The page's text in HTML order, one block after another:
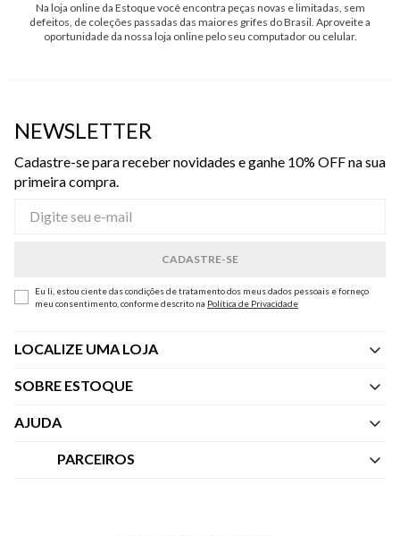
Na loja online da Estoque você encontra peças novas e limitadas, sem
defeitos, de coleções passadas das maiores grifes do Brasil. Aproveite a
oportunidade da nossa loja online pelo seu computador ou celular.
NEWSLETTER
Cadastre-se para receber novidades e ganhe 10% OFF na sua
primeira compra.
Eu li, estou ciente das condições de tratamento dos meus dados pessoais e forneço
meu consentimento, conforme descrito na Política de Privacidade
LOCALIZE UMA LOJA
SOBRE ESTOQUE
Quem Somos
AJUDA
Central de Atendimento
PARCEIROS